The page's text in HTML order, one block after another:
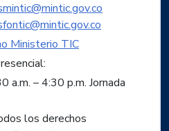
Ministerio TIC
a.m. – 4:30 p.m. Jornada
los derechos